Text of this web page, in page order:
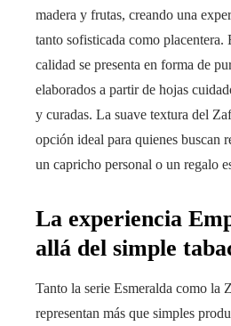
madera y frutas, creando una
tanto sofisticada como placentera.
calidad se presenta en forma de
elaborados a partir de hojas
y curadas. La suave textura del
opción ideal para quienes buscan
un capricho personal o un regalo
La experiencia
allá del simple
Tanto la serie Esmeralda como la
representan más que simples